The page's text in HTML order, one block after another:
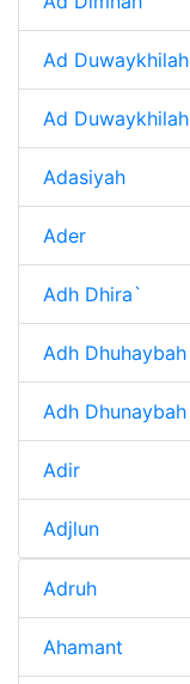
Ad Duwaykhilah
Ad Duwaykhilah
Adasiyah
Ader
Adh Dhira`
Adh Dhuhaybah
Adh Dhunaybah
Adir
Adjlun
Adruh
Ahamant